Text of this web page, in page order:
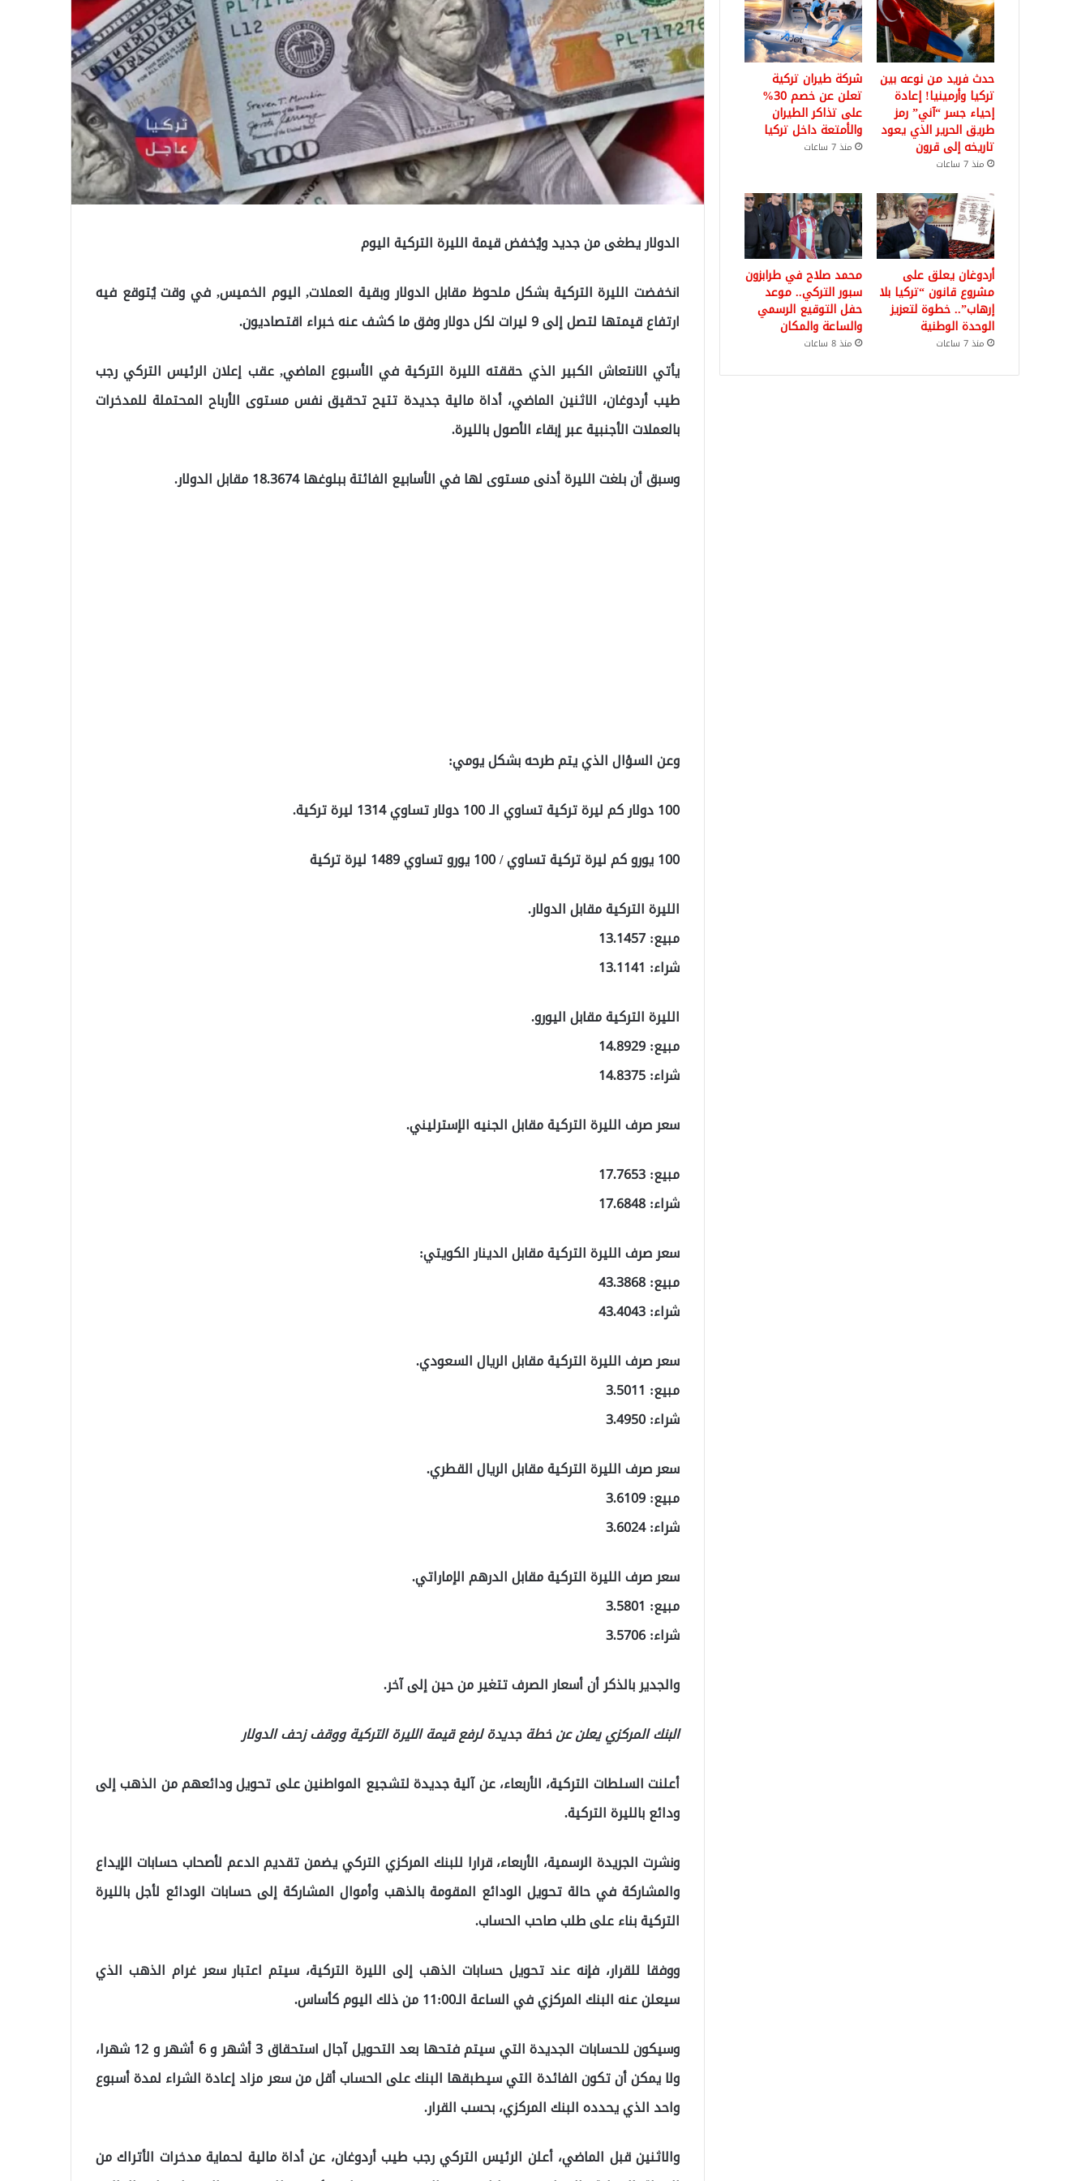
الدولار يطغى من جديد ويُخفض قيمة الليرة التركية اليوم
انخفضت الليرة التركية بشكل ملحوظ مقابل الدولار وبقية العملات, اليوم الخميس, في وقت يُتوقع فيه
ارتفاع قيمتها لتصل إلى 9 ليرات لكل دولار وفق ما كشف عنه خبراء اقتصاديون.
يأتي الانتعاش الكبير الذي حققته الليرة التركية في الأسبوع الماضي, عقب إعلان الرئيس التركي رجب
طيب أردوغان، الاثنين الماضي، أداة مالية جديدة تتيح تحقيق نفس مستوى الأرباح المحتملة للمدخرات
بالعملات الأجنبية عبر إبقاء الأصول بالليرة.
وسبق أن بلغت الليرة أدنى مستوى لها في الأسابيع الفائتة ببلوغها 18.3674 مقابل الدولار.
وعن السؤال الذي يتم طرحه بشكل يومي:
100 دولار كم ليرة تركية تساوي الـ 100 دولار تساوي 1314 ليرة تركية.
100 يورو كم ليرة تركية تساوي / 100 يورو تساوي 1489 ليرة تركية
الليرة التركية مقابل الدولار.
مبيع: 13.1457
شراء: 13.1141
الليرة التركية مقابل اليورو.
مبيع: 14.8929
شراء: 14.8375
سعر صرف الليرة التركية مقابل الجنيه الإسترليني.
مبيع: 17.7653
شراء: 17.6848
سعر صرف الليرة التركية مقابل الدينار الكويتي:
مبيع: 43.3868
شراء: 43.4043
سعر صرف الليرة التركية مقابل الريال السعودي.
مبيع: 3.5011
شراء: 3.4950
سعر صرف الليرة التركية مقابل الريال القطري.
مبيع: 3.6109
شراء: 3.6024
سعر صرف الليرة التركية مقابل الدرهم الإماراتي.
مبيع: 3.5801
شراء: 3.5706
والجدير بالذكر أن أسعار الصرف تتغير من حين إلى آخر.
البنك المركزي يعلن عن خطة جديدة لرفع قيمة الليرة التركية ووقف زحف الدولار
أعلنت السلطات التركية، الأربعاء، عن آلية جديدة لتشجيع المواطنين على تحويل ودائعهم من الذهب إلى
ودائع بالليرة التركية.
ونشرت الجريدة الرسمية، الأربعاء، قرارا للبنك المركزي التركي يضمن تقديم الدعم لأصحاب حسابات الإيداع
والمشاركة في حالة تحويل الودائع المقومة بالذهب وأموال المشاركة إلى حسابات الودائع لأجل بالليرة
التركية بناء على طلب صاحب الحساب.
ووفقا للقرار، فإنه عند تحويل حسابات الذهب إلى الليرة التركية، سيتم اعتبار سعر غرام الذهب الذي
سيعلن عنه البنك المركزي في الساعة الـ11:00 من ذلك اليوم كأساس.
وسيكون للحسابات الجديدة التي سيتم فتحها بعد التحويل آجال استحقاق 3 أشهر و 6 أشهر و 12 شهرا،
ولا يمكن أن تكون الفائدة التي سيطبقها البنك على الحساب أقل من سعر مزاد إعادة الشراء لمدة أسبوع
واحد الذي يحدده البنك المركزي، بحسب القرار.
والاثنين قبل الماضي، أعلن الرئيس التركي رجب طيب أردوغان، عن أداة مالية لحماية مدخرات الأتراك من
حدث فريد من نوعه بين
تركيا وأرمينيا! إعادة
إحياء جسر “آني” رمز
طريق الحرير الذي يعود
تاريخه إلى قرون
منذ 7 ساعات
شركة طيران تركية
تعلن عن خصم 30%
على تذاكر الطيران
والأمتعة داخل تركيا
منذ 7 ساعات
أردوغان يعلق على
مشروع قانون “تركيا بلا
إرهاب”.. خطوة لتعزيز
الوحدة الوطنية
منذ 7 ساعات
محمد صلاح في طرابزون
سبور التركي.. موعد
حفل التوقيع الرسمي
والساعة والمكان
منذ 8 ساعات